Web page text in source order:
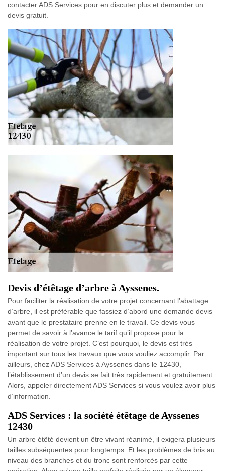
contacter ADS Services pour en discuter plus et demander un
devis gratuit.
Devis d’étêtage d’arbre à Ayssenes.
Pour faciliter la réalisation de votre projet concernant l’abattage
d’arbre, il est préférable que fassiez d’abord une demande devis
avant que le prestataire prenne en le travail. Ce devis vous
permet de savoir à l’avance le tarif qu’il propose pour la
réalisation de votre projet. C’est pourquoi, le devis est très
important sur tous les travaux que vous vouliez accomplir. Par
ailleurs, chez ADS Services à Ayssenes dans le 12430,
l’établissement d’un devis se fait très rapidement et gratuitement.
Alors, appeler directement ADS Services si vous voulez avoir plus
d’information.
ADS Services : la société étêtage de Ayssenes
12430
Un arbre étêté devient un être vivant réanimé, il exigera plusieurs
tailles subséquentes pour longtemps. Et les problèmes de bris au
niveau des branches et du tronc sont renforcés par cette